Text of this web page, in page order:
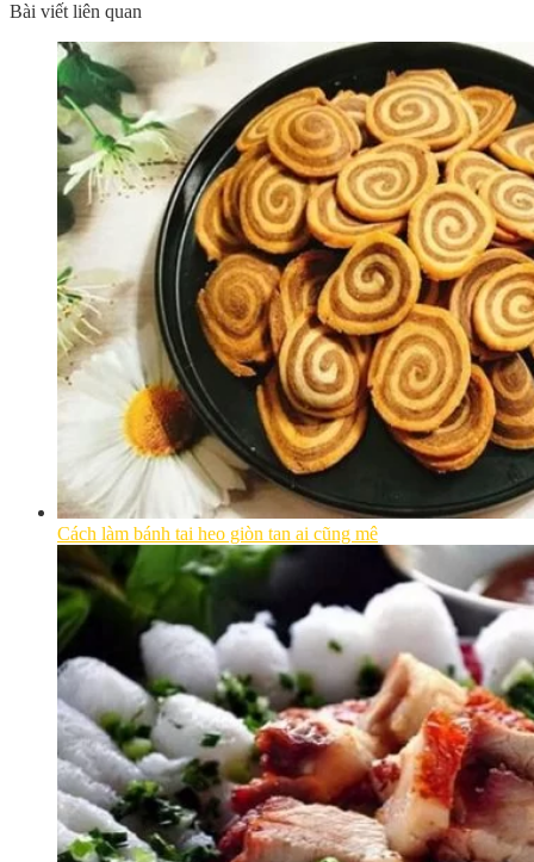
Bài viết liên quan
Cách làm bánh tai heo giòn tan ai cũng mê